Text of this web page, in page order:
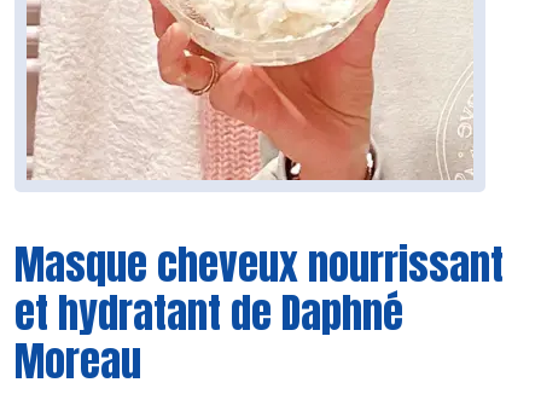
Masque cheveux nourrissant
et hydratant de Daphné
Moreau